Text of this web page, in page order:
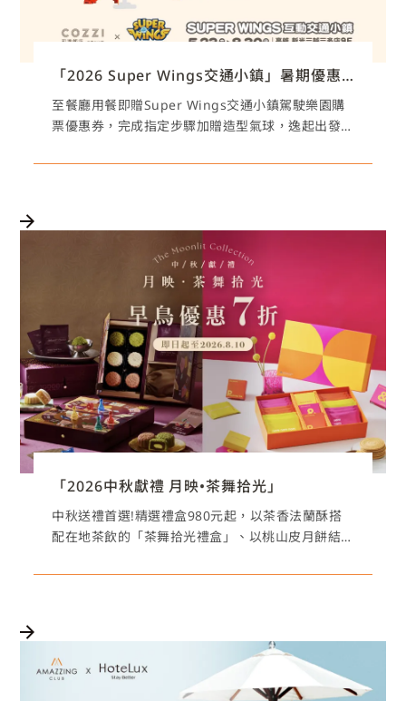
「2026 Super Wings交通小鎮」暑期優惠活動
至餐廳用餐即贈Super Wings交通小鎮駕駛樂園購
票優惠券，完成指定步驟加贈造型氣球，逸起出發
「2026中秋獻禮 月映•茶舞拾光」
中秋送禮首選!精選禮盒980元起，以茶香法蘭酥搭
配在地茶飲的「茶舞拾光禮盒」、以桃山皮月餅結
映拾光禮盒」